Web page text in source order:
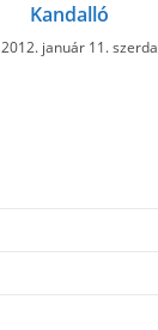
Kandalló
2012. január 11. szerda